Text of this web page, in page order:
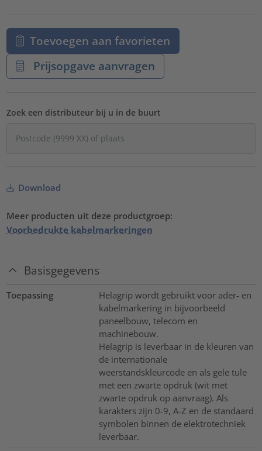
Toevoegen aan favorieten
Prijsopgave aanvragen
Zoek een distributeur bij u in de buurt
Download
Meer producten uit deze productgroep:
Voorbedrukte kabelmarkeringen
Basisgegevens
Toepassing
Helagrip wordt gebruikt voor ader- en
kabelmarkering in bijvoorbeeld
paneelbouw, telecom en
machinebouw.
Helagrip is leverbaar in de kleuren van
de internationale
weerstandskleurcode en als gele tule
met een zwarte opdruk (wit met
zwarte opdruk op aanvraag). Als
karakters zijn 0-9, A-Z en de standaard
symbolen binnen de elektrotechniek
leverbaar.